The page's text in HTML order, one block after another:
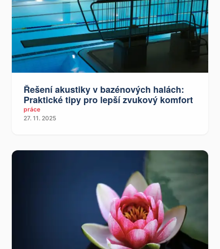
Řešení akustiky v bazénových halách:
Praktické tipy pro lepší zvukový komfort
práce
27. 11. 2025